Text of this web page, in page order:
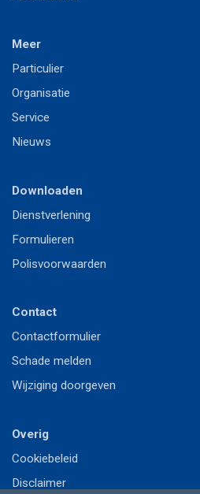
Meer
Particulier
Organisatie
Service
Nieuws
Downloaden
Dienstverlening
Formulieren
Polisvoorwaarden
Contact
Contactformulier
Schade melden
Wijziging doorgeven
Overig
Cookiebeleid
Disclaimer